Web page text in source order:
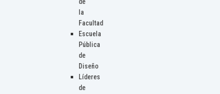
de
la
Facultad
Escuela
Pública
de
Diseño
Líderes
de